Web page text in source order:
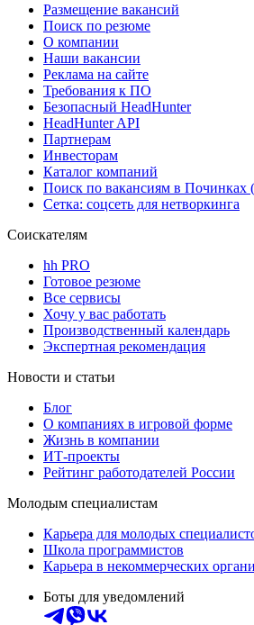
Размещение вакансий
Поиск по резюме
О компании
Наши вакансии
Реклама на сайте
Требования к ПО
Безопасный HeadHunter
HeadHunter API
Партнерам
Инвесторам
Каталог компаний
Поиск по вакансиям в Починках
Сетка: соцсеть для нетворкинга
Соискателям
hh PRO
Готовое резюме
Все сервисы
Хочу у вас работать
Производственный календарь
Экспертная рекомендация
Новости и статьи
Блог
О компаниях в игровой форме
Жизнь в компании
ИТ-проекты
Рейтинг работодателей России
Молодым специалистам
Карьера для молодых
Школа программистов
Карьера в некоммерческих
Боты для уведомлений